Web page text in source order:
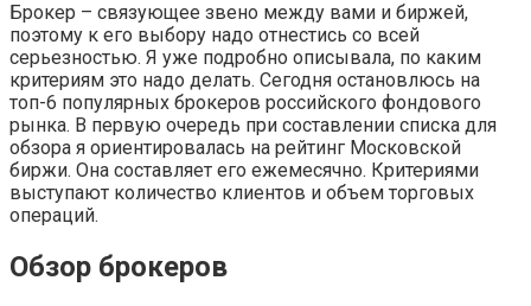
Брокер – связующее звено между вами и биржей,
поэтому к его выбору надо отнестись со всей
серьезностью. Я уже подробно описывала, по каким
критериям это надо делать. Сегодня остановлюсь на
топ-6 популярных брокеров российского фондового
рынка. В первую очередь при составлении списка для
обзора я ориентировалась на рейтинг Московской
биржи. Она составляет его ежемесячно. Критериями
выступают количество клиентов и объем торговых
операций.
Обзор брокеров